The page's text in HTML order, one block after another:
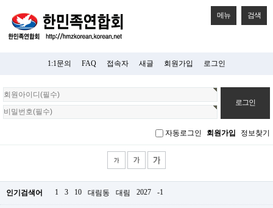
메뉴 검색
1:1문의 FAQ 접속자 새글 회원가입 로그인
회
원
로
자동로그인 회원가입 정보찾기
인기검색어 1 3 10 대림동 대림 2027 -1